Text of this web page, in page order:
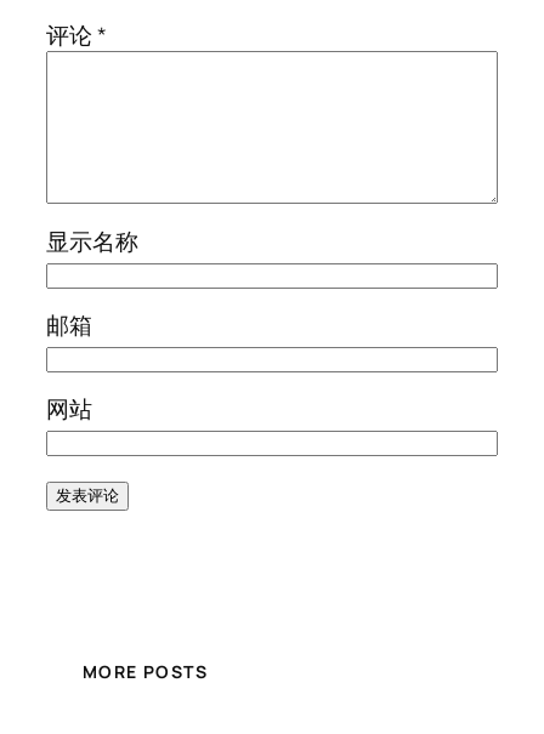
评论*
显示名称
邮箱
网站
MORE POSTS